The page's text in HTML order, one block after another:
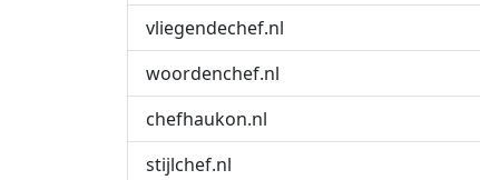
vliegendechef.nl
woordenchef.nl
chefhaukon.nl
stijlchef.nl